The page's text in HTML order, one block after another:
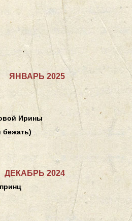
ЯНВАРЬ 2025
Ирины
бежать)
ДЕКАБРЬ 2024